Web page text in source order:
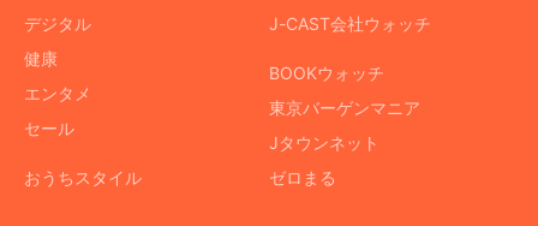
デジタル
健康
エンタメ
セール
おうちスタイル
J-CAST会社ウォッチ
BOOKウォッチ
東京バーゲンマニア
Jタウンネット
ゼロまる